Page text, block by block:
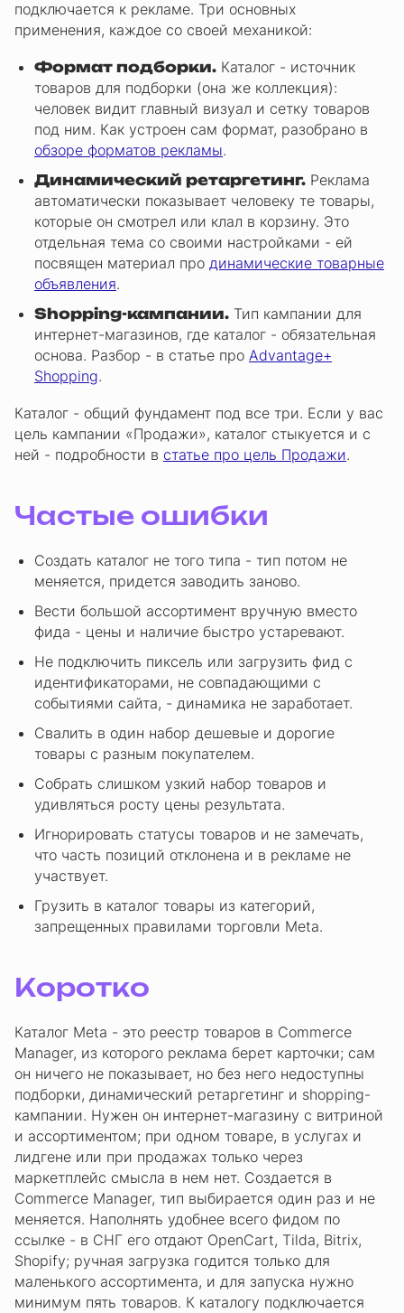
подключается к рекламе. Три основных
применения, каждое со своей механикой:
Формат подборки. Каталог - источник
товаров для подборки (она же коллекция):
человек видит главный визуал и сетку товаров
под ним. Как устроен сам формат, разобрано в
обзоре форматов рекламы.
Динамический ретаргетинг. Реклама
автоматически показывает человеку те товары,
которые он смотрел или клал в корзину. Это
отдельная тема со своими настройками - ей
посвящен материал про динамические товарные
объявления.
Shopping-кампании. Тип кампании для
интернет-магазинов, где каталог - обязательная
основа. Разбор - в статье про Advantage+
Shopping.
Каталог - общий фундамент под все три. Если у вас
цель кампании «Продажи», каталог стыкуется и с
ней - подробности в статье про цель Продажи.
Частые ошибки
Создать каталог не того типа - тип потом не
меняется, придется заводить заново.
Вести большой ассортимент вручную вместо
фида - цены и наличие быстро устаревают.
Не подключить пиксель или загрузить фид с
идентификаторами, не совпадающими с
событиями сайта, - динамика не заработает.
Свалить в один набор дешевые и дорогие
товары с разным покупателем.
Собрать слишком узкий набор товаров и
удивляться росту цены результата.
Игнорировать статусы товаров и не замечать,
что часть позиций отклонена и в рекламе не
участвует.
Грузить в каталог товары из категорий,
запрещенных правилами торговли Meta.
Коротко
Каталог Meta - это реестр товаров в Commerce
Manager, из которого реклама берет карточки; сам
он ничего не показывает, но без него недоступны
подборки, динамический ретаргетинг и shopping-
кампании. Нужен он интернет-магазину с витриной
и ассортиментом; при одном товаре, в услугах и
лидгене или при продажах только через
маркетплейс смысла в нем нет. Создается в
Commerce Manager, тип выбирается один раз и не
меняется. Наполнять удобнее всего фидом по
ссылке - в СНГ его отдают OpenCart, Tilda, Bitrix,
Shopify; ручная загрузка годится только для
маленького ассортимента, и для запуска нужно
минимум пять товаров. К каталогу подключается